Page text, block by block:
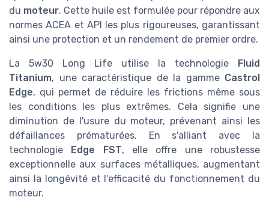
du moteur. Cette huile est formulée pour répondre aux
normes ACEA et API les plus rigoureuses, garantissant
ainsi une protection et un rendement de premier ordre.
La 5w30 Long Life utilise la technologie Fluid
Titanium, une caractéristique de la gamme Castrol
Edge, qui permet de réduire les frictions même sous
les conditions les plus extrêmes. Cela signifie une
diminution de l'usure du moteur, prévenant ainsi les
défaillances prématurées. En s'alliant avec la
technologie Edge FST, elle offre une robustesse
exceptionnelle aux surfaces métalliques, augmentant
ainsi la longévité et l'efficacité du fonctionnement du
moteur.